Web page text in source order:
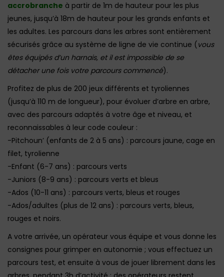
accrobranche à partir de 1m de hauteur pour les plus
jeunes, jusqu’à 18m de hauteur pour les grands enfants et
les adultes. Les parcours dans les arbres sont entièrement
sécurisés grâce au système de ligne de vie continue ( vous
êtes équipés d’un harnais, et il est impossible de se
détacher une fois votre parcours commencé).
Profitez de plus de 200 jeux différents et tyroliennes
(jusqu’à 110 m de longueur), pour évoluer d’arbre en arbre,
avec des parcours adaptés à votre âge et niveau, et
reconnaissables à leur code couleur :
-Pitchoun’ (enfants de 2 à 5 ans) : parcours jaune, cage en
filet, tyrolienne
-Enfant (6-7 ans) : parcours verts
-Juniors (8-9 ans) : parcours verts et bleus
-Ados (10-11 ans) : parcours verts, bleus et rouges
-Ados/adultes (plus de 12 ans) : parcours verts, bleus,
rouges et noirs.
A votre arrivée, un opérateur vous équipe et vous donne les
consignes pour grimper en autonomie ; vous effectuez un
parcours test, et ensuite à vous de jouer librement dans les